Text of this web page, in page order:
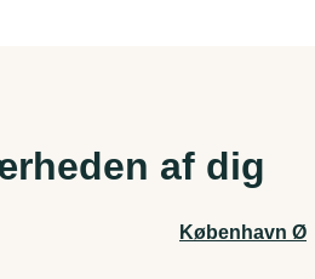
af dig
København Ø